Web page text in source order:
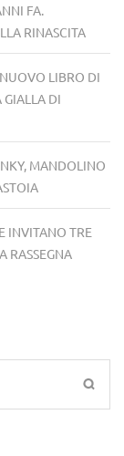
FA.
RINASCITA
LIBRO DI
DI
MANDOLINO
INVITANO TRE
RASSEGNA